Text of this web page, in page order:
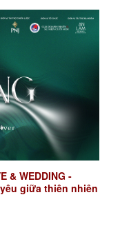
& WEDDING -
giữa thiên nhiên